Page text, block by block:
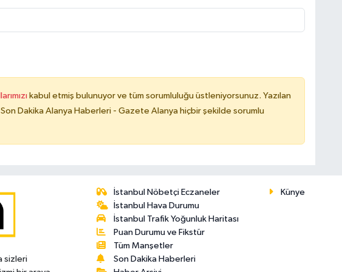
kabul etmiş bulunuyor ve tüm sorumluluğu üstleniyorsunuz. Yazılan
Dakika Alanya Haberleri - Gazete Alanya hiçbir şekilde sorumlu
sizleri
İstanbul Nöbetçi Eczaneler
İstanbul Hava Durumu
İstanbul Trafik Yoğunluk Haritası
Puan Durumu ve Fikstür
Tüm Manşetler
Son Dakika Haberleri
Künye